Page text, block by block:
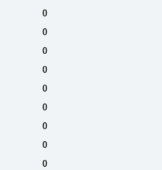
0
0
0
0
0
0
0
0
0